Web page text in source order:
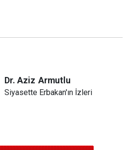
Dr. Aziz Armutlu
Siyasette Erbakan'ın İzleri